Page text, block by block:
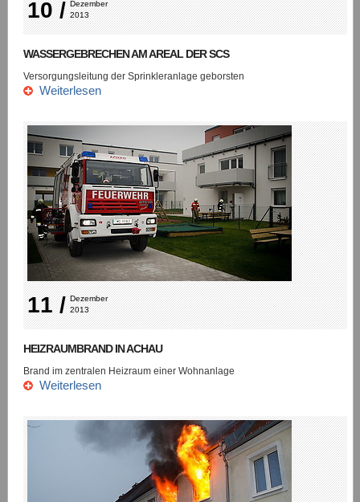
10 / Dezember
2013
WASSERGEBRECHEN AM AREAL DER SCS
Versorgungsleitung der Sprinkleranlage geborsten
Weiterlesen
11 / Dezember
2013
HEIZRAUMBRAND IN ACHAU
Brand im zentralen Heizraum einer Wohnanlage
Weiterlesen